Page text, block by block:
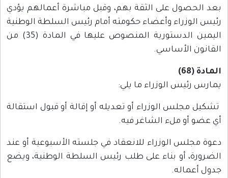
بعد الحصول على الثقة بهم، وقبل مباشرة أعمالهم يؤدي
رئيس الوزراء وأعضاء حكومته أمام رئيس السلطة الوطنية
اليمين الدستورية المنصوص عليها في المادة (35) من
القانون الأساسي.
المادة (68)
يمارس رئيس الوزراء ما يلي:
تشكيل مجلس الوزراء أو تعديله أو إقالة أو قبول استقالة
أي عضو أو ملء الشاغر فيه.
دعوة مجلس الوزراء للانعقاد في جلسته الأسبوعية أو عند
الضرورة، أو بناء على طلب رئيس السلطة الوطنية، ويضع
جدول أعماله.